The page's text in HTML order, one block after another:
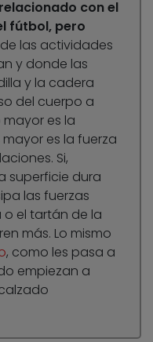
con el
fútbol, pero
las actividades
y donde las
y la cadera
del cuerpo a
es la
es la fuerza
Si,
superficie dura
las fuerzas
el tartán de la
más. Lo mismo
, como les pasa a
empiezan a